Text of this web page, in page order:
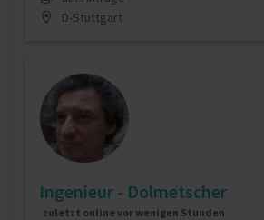
D-Stuttgart
Ingenieur - Dolmetscher
zuletzt online vor wenigen Stunden